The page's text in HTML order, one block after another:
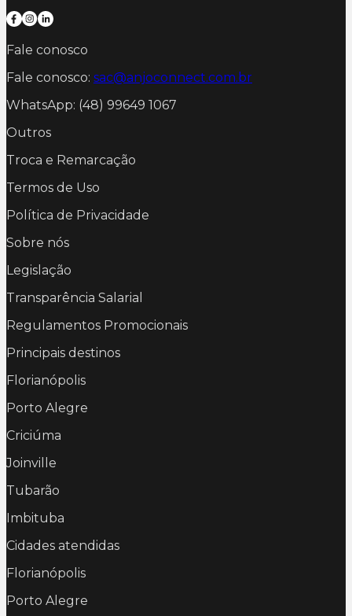
Fale conosco
Fale conosco: sac@anjoconnect.com.br
WhatsApp: (48) 99649 1067
Outros
Troca e Remarcação
Termos de Uso
Política de Privacidade
Sobre nós
Legislação
Transparência Salarial
Regulamentos Promocionais
Principais destinos
Florianópolis
Porto Alegre
Criciúma
Joinville
Tubarão
Imbituba
Cidades atendidas
Florianópolis
Porto Alegre